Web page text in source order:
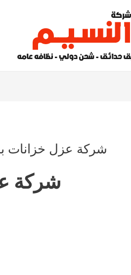
شركة عزل خزانات بالمخواة
شركة